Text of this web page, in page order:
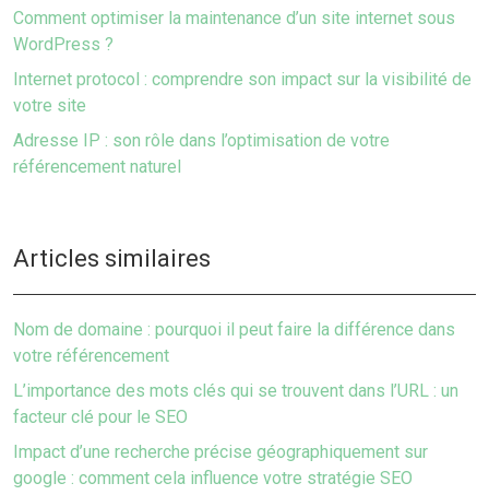
Comment optimiser la maintenance d’un site internet sous
WordPress ?
Internet protocol : comprendre son impact sur la visibilité de
votre site
Adresse IP : son rôle dans l’optimisation de votre
référencement naturel
Articles similaires
Nom de domaine : pourquoi il peut faire la différence dans
votre référencement
L’importance des mots clés qui se trouvent dans l’URL : un
facteur clé pour le SEO
Impact d’une recherche précise géographiquement sur
google : comment cela influence votre stratégie SEO